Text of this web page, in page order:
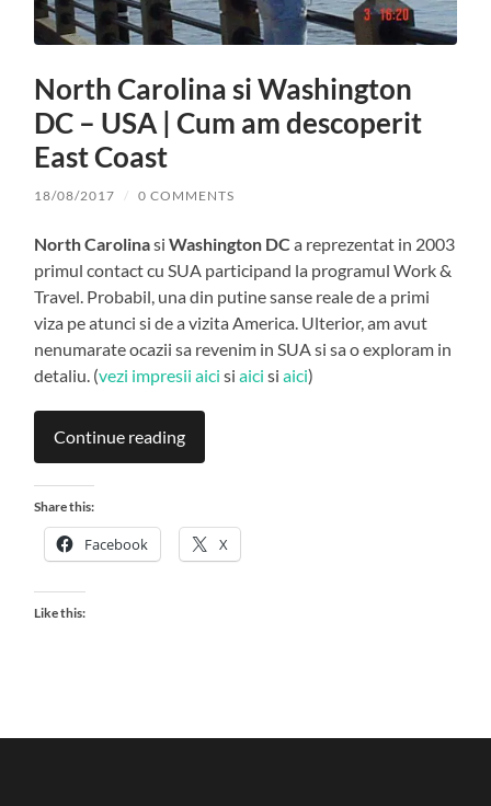
North Carolina si Washington
DC – USA | Cum am descoperit
East Coast
18/08/2017 / 0 COMMENTS
North Carolinasi Washington DC a reprezentat in 2003
primul contact cu SUA participand la programul Work &
Travel. Probabil, una din putine sanse reale de a primi
viza pe atunci si de a vizita America. Ulterior, am avut
nenumarate ocazii sa revenim in SUA si sa o exploram in
detaliu. (vezi impresii aici siaici siaici)
Continue reading
Share this:
Facebook X
Like this: